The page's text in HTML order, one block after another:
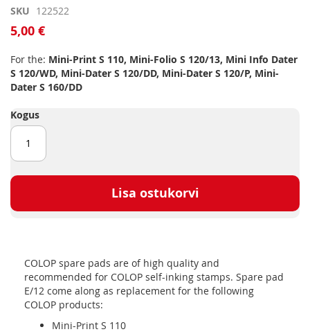
Skip
to
the
of
the
images
SKU 122522
5,00 €
For the: Mini-Print S 110, Mini-Folio S 120/13, Mini Info Dater
S 120/WD, Mini-Dater S 120/DD, Mini-Dater S 120/P, Mini-
Dater S 160/DD
Kogus
Lisa ostukorvi
COLOP spare pads are of high quality and
recommended for COLOP self-inking stamps. Spare pad
E/12 come along as replacement for the following
COLOP products:
Mini-Print S 110